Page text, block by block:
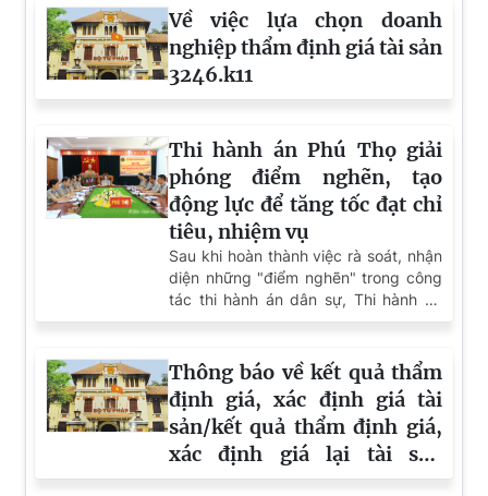
Về việc lựa chọn doanh
nghiệp thẩm định giá tài sản
3246.k11
Thi hành án Phú Thọ giải
phóng điểm nghẽn, tạo
động lực để tăng tốc đạt chỉ
tiêu, nhiệm vụ
Sau khi hoàn thành việc rà soát, nhận
diện những "điểm nghẽn" trong công
tác thi hành án dân sự, Thi hành án
dân sự (THADS) tỉnh Phú Thọ đang
cao điểm với trọng tâm giải phóng
điểm nghẽn, khơi thông tiến độ và tạo
động lực để tăng tốc hoàn thành các
chỉ tiêu, nhiệm vụ năm 2026. Nếu việc
nhận diện đúng những tồn tại là tiền
Thông báo về kết quả thẩm
định giá, xác định giá tài
sản/kết quả thẩm định giá,
xác định giá lại tài sản
3181.k13